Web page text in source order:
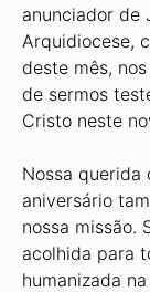
anunciador de
Arquidiocese,
deste mês,
de sermos
Cristo neste
Nossa querida
aniversário
nossa missão.
acolhida para
humanizada